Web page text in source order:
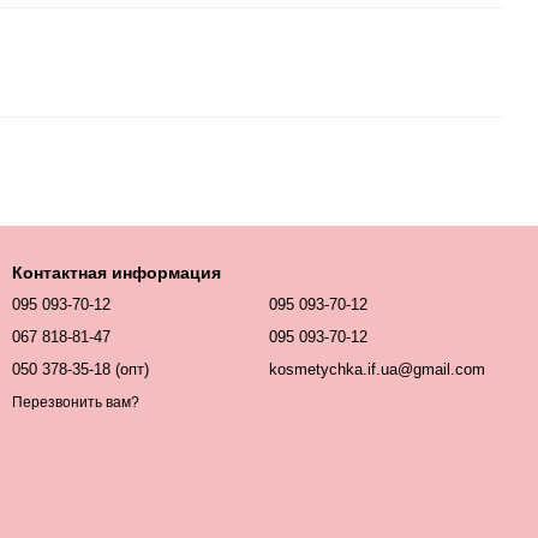
Контактная информация
095 093-70-12
067 818-81-47
050 378-35-18 (опт)
Перезвонить вам?
095 093-70-12
095 093-70-12
kosmetychka.if.ua@gmail.com